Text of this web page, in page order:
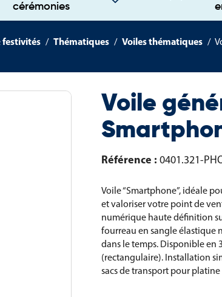
cérémonies
festivités Thématiques Voiles thématiques
Voile
Référence : 0401.321-
Voile “Smartphone”, idéale
et valoriser votre point de
numérique haute définition
fourreau en sangle élastique
dans le temps. Disponible en
(rectangulaire). Installation
sacs de transport pour platine